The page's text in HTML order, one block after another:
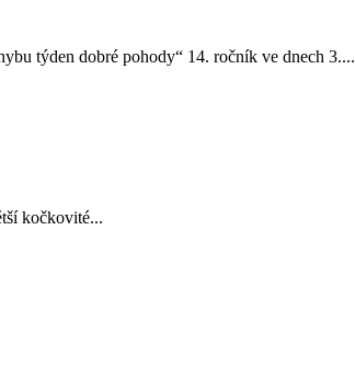
týden dobré pohody“ 14. ročník ve dnech 3....
kočkovité...